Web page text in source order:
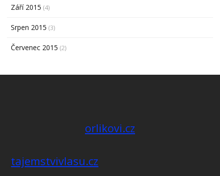
Září 2015 (4)
Srpen 2015 (3)
Červenec 2015 (2)
orlikovi.cz
tajemstvivlasu.cz